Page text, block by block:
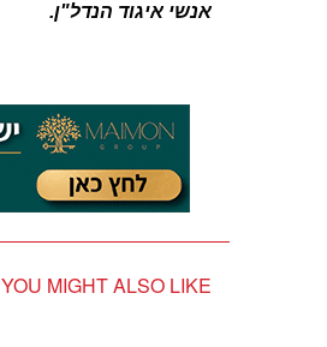
אנשי איגוד הנדל"ן.
YOU MIGHT ALSO LIKE